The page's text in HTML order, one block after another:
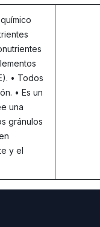
• Todos
• Es un
una
gránulos
y el